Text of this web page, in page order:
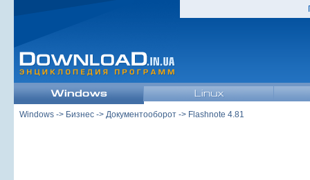
Windows -> Бизнес -> Документооборот -> Flashnote 4.81